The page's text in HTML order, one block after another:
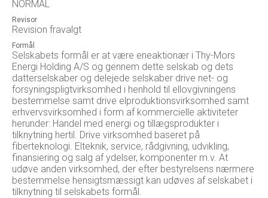
NORMAL
Revisor
Revision fravalgt
Formål
Selskabets formål er at være eneaktionær i Thy-Mors
Energi Holding A/S og gennem dette selskab og dets
datterselskaber og delejede selskaber drive net- og
forsyningspligtvirksomhed i henhold til ellovgivningens
bestemmelse samt drive elproduktionsvirksomhed samt
erhvervsvirksomhed i form af kommercielle aktiviteter
herunder: Handel med energi og tillægsprodukter i
tilknytning hertil. Drive virksomhed baseret på
fiberteknologi. Elteknik, service, rådgivning, udvikling,
finansiering og salg af ydelser, komponenter m.v. At
udøve anden virksomhed, der efter bestyrelsens nærmere
bestemmelse hensigtsmæssigt kan udøves af selskabet i
tilknytning til selskabets formål.